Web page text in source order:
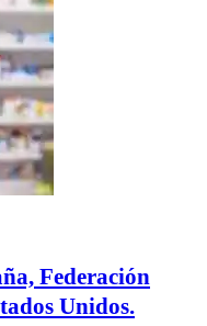
Federación
Unidos.